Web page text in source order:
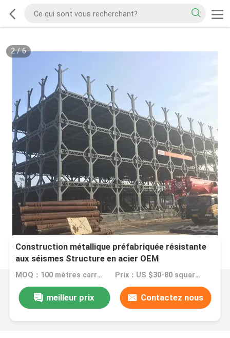
2/6
Construction métallique préfabriquée résistante
aux séismes Structure en acier OEM
MOQ：100 mètres carrés Prix：US $30-80 square meter
meilleur prix Contactez nous